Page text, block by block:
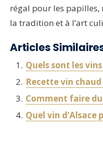
régal pour les papilles,
la tradition et à l’art
Articles
Quels sont les vins
Recette vin
Comment faire du
Quel vin d’Alsace